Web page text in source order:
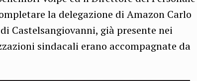
la delegazione di Amazon Carlo
Castelsangiovanni, già presente nei
sindacali erano accompagnate da